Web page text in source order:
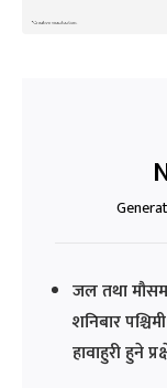
जल तथा मौसम
शनिबार
हावाहुरी हुने